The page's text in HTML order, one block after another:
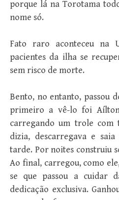
porque lá na Torotama
nome só.
Fato raro aconteceu na
pacientes da ilha se
sem risco de morte.
Bento, no entanto, passou
primeiro a vê-lo foi
carregando um trole com
dizia, descarregava e
tarde. Por noites construiu
Ao final, carregou, como
se que passou a cuidar
dedicação exclusiva.